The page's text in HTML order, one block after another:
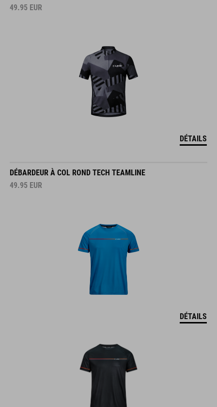
49.95 EUR
DÉTAILS
DÉBARDEUR À COL ROND TECH TEAMLINE
49.95 EUR
DÉTAILS